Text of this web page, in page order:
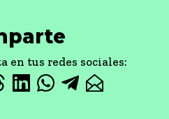
en tus redes sociales: